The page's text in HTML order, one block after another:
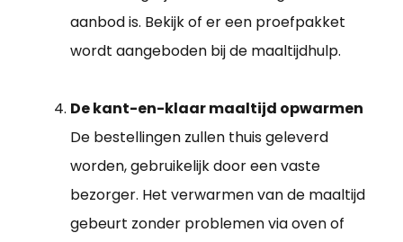
aanbod is. Bekijk of er een proefpakket
wordt aangeboden bij de maaltijdhulp.
De kant-en-klaar maaltijd opwarmen
De bestellingen zullen thuis geleverd
worden, gebruikelijk door een vaste
bezorger. Het verwarmen van de maaltijd
gebeurt zonder problemen via oven of